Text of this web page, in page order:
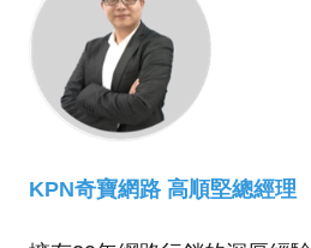
KPN奇寶網路 高順堅總經理